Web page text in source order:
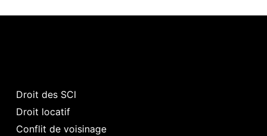
Droit des SCI
Droit locatif
Conflit de voisinage